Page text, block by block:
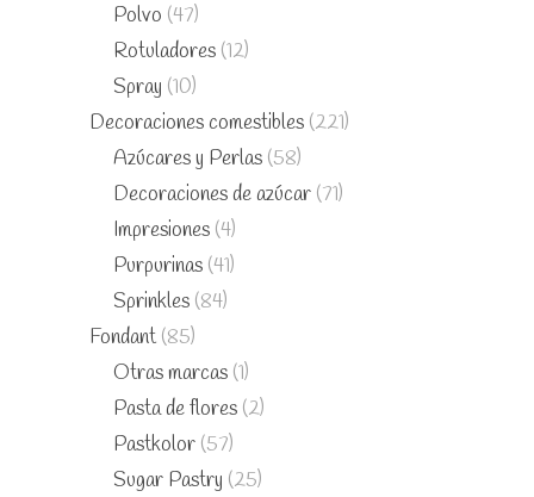
Polvo (47)
Rotuladores (12)
Spray (10)
Decoraciones comestibles (221)
Azúcares y Perlas (58)
Decoraciones de azúcar (71)
Impresiones (4)
Purpurinas (41)
Sprinkles (84)
Fondant (85)
Otras marcas (1)
Pasta de flores (2)
Pastkolor (57)
Sugar Pastry (25)